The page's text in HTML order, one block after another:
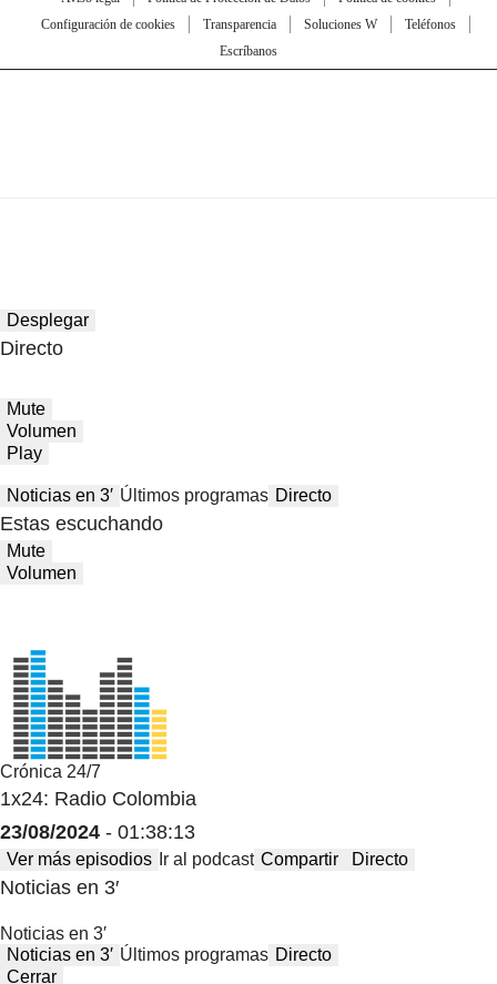
Configuración de cookies
Transparencia Soluciones W
Teléfonos
Escríbanos
Desplegar
Directo
Mute
Volumen
Play
Noticias en 3′ Últimos programas Directo
Estas escuchando
Mute
Volumen
Crónica 24/7
1x24: Radio Colombia
23/08/2024 - 01:38:13
Ver más episodios Ir al podcast Compartir Directo
Noticias en 3′
Noticias en 3′
Noticias en 3′ Últimos programas Directo
Cerrar